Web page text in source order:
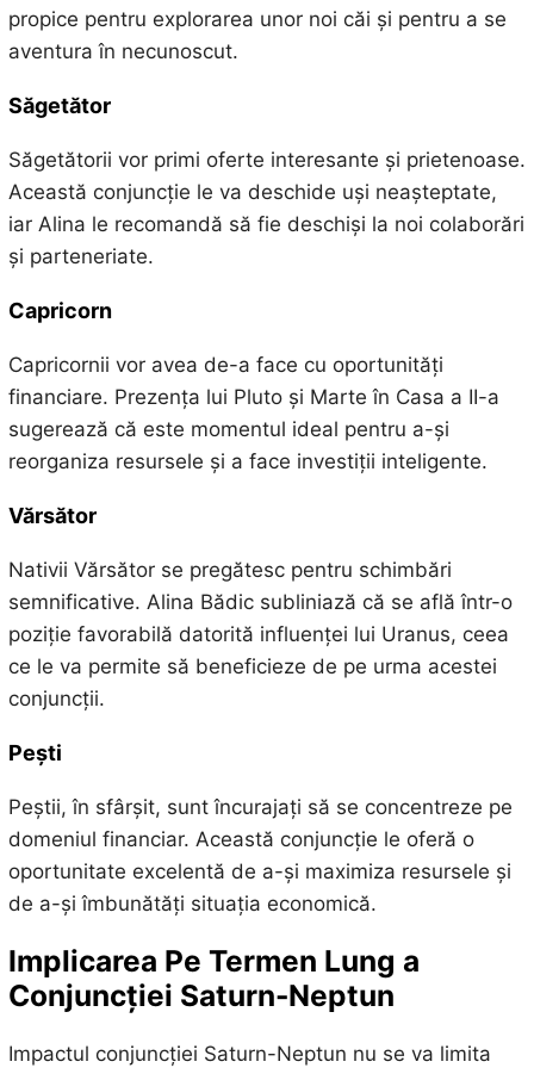
propice pentru explorarea unor noi căi și pentru a se
aventura în necunoscut.
Săgetător
Săgetătorii vor primi oferte interesante și prietenoase.
Această conjuncție le va deschide uși neașteptate,
iar Alina le recomandă să fie deschiși la noi colaborări
și parteneriate.
Capricorn
Capricornii vor avea de-a face cu oportunități
financiare. Prezența lui Pluto și Marte în Casa a II-a
sugerează că este momentul ideal pentru a-și
reorganiza resursele și a face investiții inteligente.
Vărsător
Nativii Vărsător se pregătesc pentru schimbări
semnificative. Alina Bădic subliniază că se află într-o
poziție favorabilă datorită influenței lui Uranus, ceea
ce le va permite să beneficieze de pe urma acestei
conjuncții.
Pești
Peștii, în sfârșit, sunt încurajați să se concentreze pe
domeniul financiar. Această conjuncție le oferă o
oportunitate excelentă de a-și maximiza resursele și
de a-și îmbunătăți situația economică.
Implicarea Pe Termen Lung a
Conjuncției Saturn-Neptun
Impactul conjuncției Saturn-Neptun nu se va limita